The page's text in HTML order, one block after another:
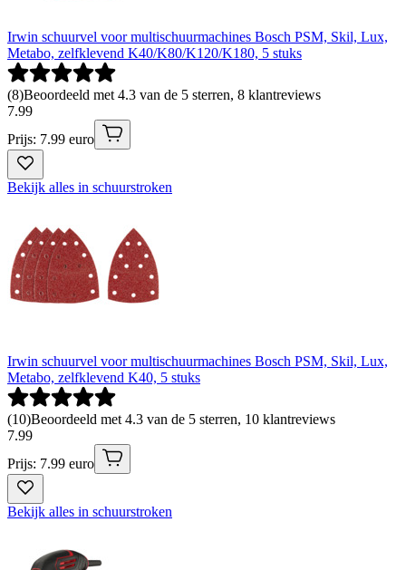
Irwin schuurvel voor multischuurmachines Bosch PSM, Skil, Lux,
Metabo, zelfklevend K40/K80/K120/K180, 5 stuks
(8)Beoordeeld met 4.3 van de 5 sterren, 8 klantreviews
7.99
Prijs: 7.99 euro
Bekijk alles in schuurstroken
Irwin schuurvel voor multischuurmachines Bosch PSM, Skil, Lux,
Metabo, zelfklevend K40, 5 stuks
(10)Beoordeeld met 4.3 van de 5 sterren, 10 klantreviews
7.99
Prijs: 7.99 euro
Bekijk alles in schuurstroken